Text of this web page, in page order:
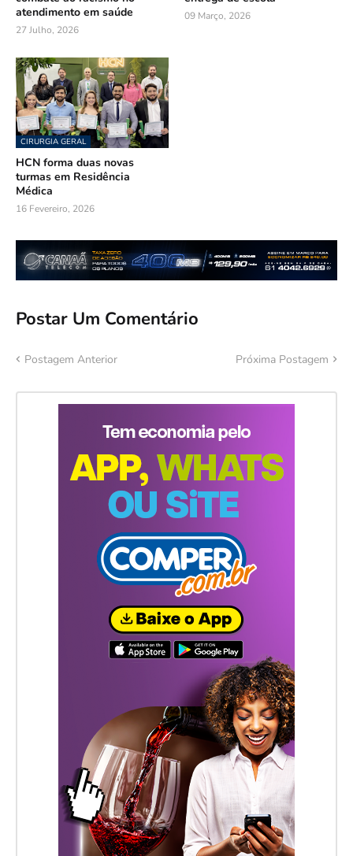
atendimento em saúde
27 Julho, 2026
09 Março, 2026
CIRURGIA GERAL
HCN forma duas novas
turmas em Residência
Médica
16 Fevereiro, 2026
Postar Um Comentário
Postagem Anterior Próxima Postagem